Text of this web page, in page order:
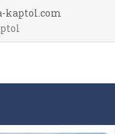
kaptol.com